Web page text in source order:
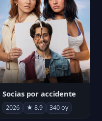
Socias por accidente
2026 ★ 8.9 340 oy